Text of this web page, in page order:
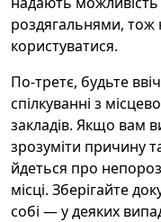
роздягальнями,
користуватися.
По-третє, будьте
спілкуванні з
закладів. Якщо вам
зрозуміти причину
йдеться про
місці. Зберігайте
собі — у деяких